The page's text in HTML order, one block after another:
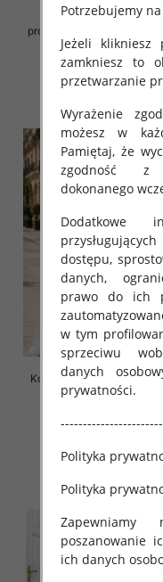
Komplet damskie
produkt) Roz Standard, Mix
Paczka 5 szt
125.00 zł
Komplet damskie Roz
Mix Kolor Paczka 8 szt
Potrzebujemy
Jeżeli klikniesz
zamkniesz to
przetwarzanie
Wyrażenie
możesz w
Pamiętaj, że
zgodność z
dokonanego
dostępu,
danych,
prawo do ich
w tym
sprzeciwu
danych
prywatności.
Polityka
Polityka
Zapewniamy
poszanowanie
ich danych